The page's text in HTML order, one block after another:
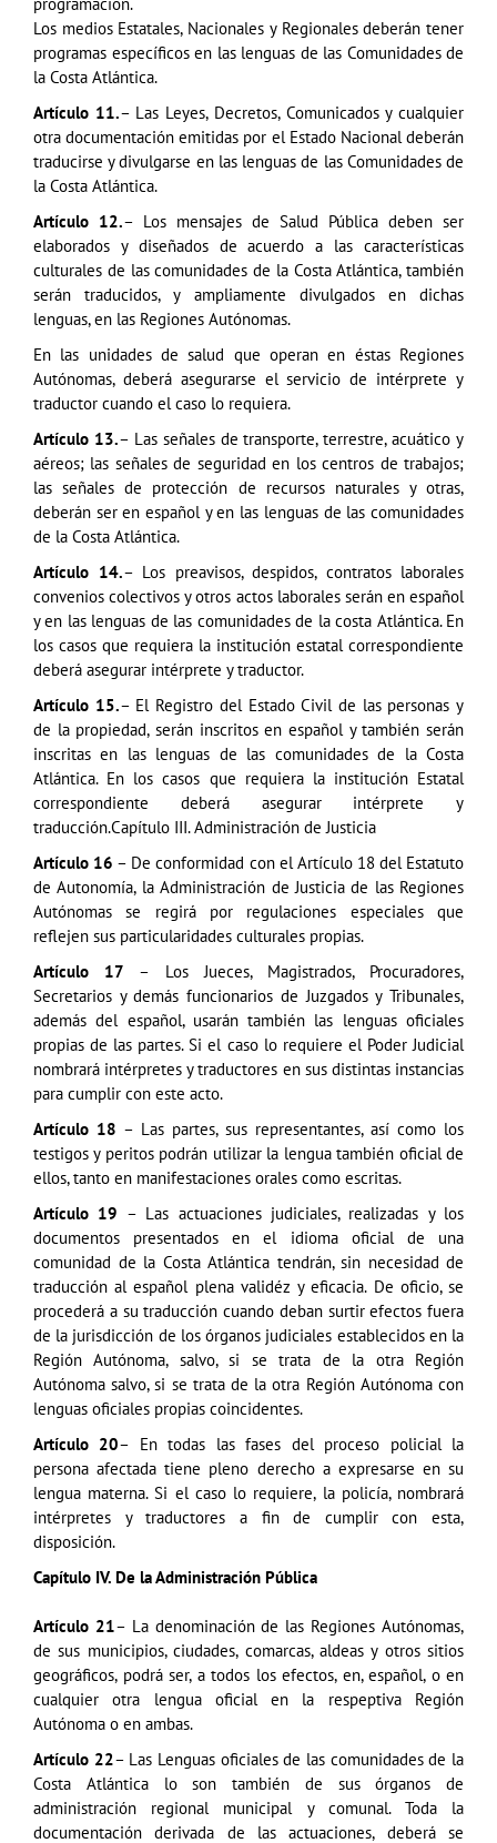
Los medios Estatales, Nacionales y Regionales deberán tener
programas específicos en las lenguas de las Comunidades de
la Costa Atlántica.
Artículo 11.– Las Leyes, Decretos, Comunicados y cualquier
otra documentación emitidas por el Estado Nacional deberán
traducirse y divulgarse en las lenguas de las Comunidades de
la Costa Atlántica.
Artículo 12.– Los mensajes de Salud Pública deben ser
elaborados y diseñados de acuerdo a las características
culturales de las comunidades de la Costa Atlántica, también
serán traducidos, y ampliamente divulgados en dichas
lenguas, en las Regiones Autónomas.
En las unidades de salud que operan en éstas Regiones
Autónomas, deberá asegurarse el servicio de intérprete y
traductor cuando el caso lo requiera.
Artículo 13.– Las señales de transporte, terrestre, acuático y
aéreos; las señales de seguridad en los centros de trabajos;
las señales de protección de recursos naturales y otras,
deberán ser en español y en las lenguas de las comunidades
de la Costa Atlántica.
Artículo 14.– Los preavisos, despidos, contratos laborales
convenios colectivos y otros actos laborales serán en español
y en las lenguas de las comunidades de la costa Atlántica. En
los casos que requiera la institución estatal correspondiente
deberá asegurar intérprete y traductor.
Artículo 15.– El Registro del Estado Civil de las personas y
de la propiedad, serán inscritos en español y también serán
inscritas en las lenguas de las comunidades de la Costa
Atlántica. En los casos que requiera la institución Estatal
correspondiente deberá asegurar intérprete y
traducción.Capítulo III. Administración de Justicia
Artículo 16 – De conformidad con el Artículo 18 del Estatuto
de Autonomía, la Administración de Justicia de las Regiones
Autónomas se regirá por regulaciones especiales que
reflejen sus particularidades culturales propias.
Artículo 17 – Los Jueces, Magistrados, Procuradores,
Secretarios y demás funcionarios de Juzgados y Tribunales,
además del español, usarán también las lenguas oficiales
propias de las partes. Si el caso lo requiere el Poder Judicial
nombrará intérpretes y traductores en sus distintas instancias
para cumplir con este acto.
Artículo 18 – Las partes, sus representantes, así como los
testigos y peritos podrán utilizar la lengua también oficial de
ellos, tanto en manifestaciones orales como escritas.
Artículo 19 – Las actuaciones judiciales, realizadas y los
documentos presentados en el idioma oficial de una
comunidad de la Costa Atlántica tendrán, sin necesidad de
traducción al español plena validéz y eficacia. De oficio, se
procederá a su traducción cuando deban surtir efectos fuera
de la jurisdicción de los órganos judiciales establecidos en la
Región Autónoma, salvo, si se trata de la otra Región
Autónoma salvo, si se trata de la otra Región Autónoma con
lenguas oficiales propias coincidentes.
Artículo 20– En todas las fases del proceso policial la
persona afectada tiene pleno derecho a expresarse en su
lengua materna. Si el caso lo requiere, la policía, nombrará
intérpretes y traductores a fin de cumplir con esta,
disposición.
Capítulo IV. De la Administración Pública
Artículo 21– La denominación de las Regiones Autónomas,
de sus municipios, ciudades, comarcas, aldeas y otros sitios
geográficos, podrá ser, a todos los efectos, en, español, o en
cualquier otra lengua oficial en la respeptiva Región
Autónoma o en ambas.
Artículo 22– Las Lenguas oficiales de las comunidades de la
Costa Atlántica lo son también de sus órganos de
administración regional municipal y comunal. Toda la
documentación derivada de las actuaciones, deberá se